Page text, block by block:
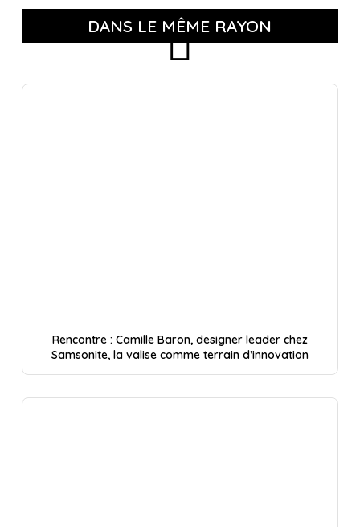
DANS LE MÊME RAYON
Rencontre : Camille Baron, designer leader chez
Samsonite, la valise comme terrain d’innovation